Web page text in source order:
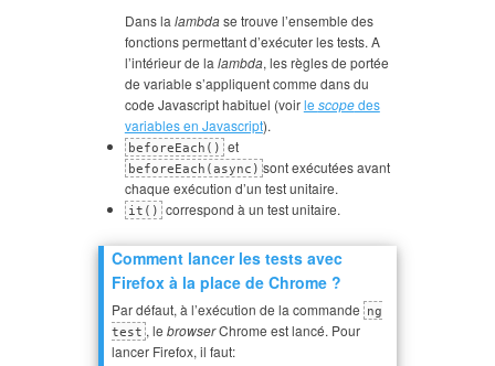
Dans la lambdase trouve l’ensemble des
fonctions permettant d’exécuter les tests. A
l’intérieur de la lambda, les règles de portée
de variable s’appliquent comme dans du
code Javascript habituel (voirle scopedes
variables en Javascript).
beforeEach() et
beforeEach(async) sont exécutées avant
chaque exécution d’un test unitaire.
it() correspond à un test unitaire.
Comment lancer les tests avec
Firefox à la place de Chrome ?
Par défaut, à l’exécution de la commande
ng
test , le browserChrome est lancé. Pour
lancer Firefox, il faut: